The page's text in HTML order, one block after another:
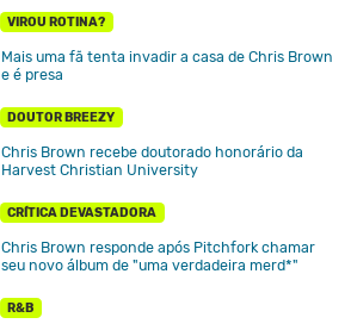
VIROU ROTINA?
Mais uma fã tenta invadir a casa de Chris Brown
e é presa
DOUTOR BREEZY
Chris Brown recebe doutorado honorário da
Harvest Christian University
CRÍTICA DEVASTADORA
Chris Brown responde após Pitchfork chamar
seu novo álbum de "uma verdadeira merd*"
R&B